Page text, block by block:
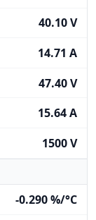
40.10 V
14.71 A
47.40 V
15.64 A
1500 V
-0.290 %/°C